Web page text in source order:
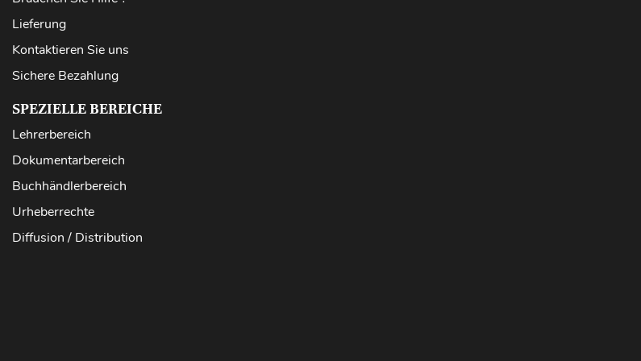
Lieferung
Kontaktieren Sie uns
Sichere Bezahlung
SPEZIELLE BEREICHE
Lehrerbereich
Dokumentarbereich
Buchhändlerbereich
Urheberrechte
Diffusion / Distribution